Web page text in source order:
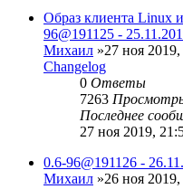
Образ клиента Linux
96@191125 -
Михаил »27 ноя
Changelog
0 Ответы
7263
Последнее
27 ноя 2019,
0.6-96@191126 -
Михаил »26 ноя